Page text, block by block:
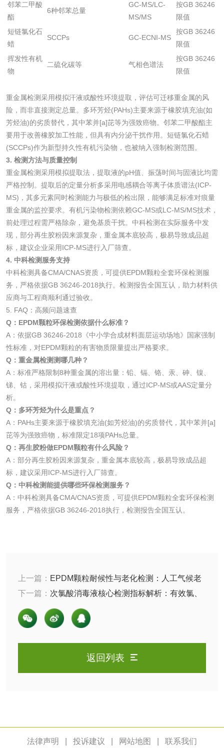
邻苯二甲酸
酯
6种邻苯总量
GC-MS/LC-
MS/MS
按GB 36246
限值
短链氯化石
蜡
SCCPs GC-ECNI-MS
按GB 36246
限值
挥发性有机
物
二硫化碳等 气相色谱法
按GB 36246
限值
重金属检测采用模拟汗液或酸性环境提取，评估可迁移重金属的风
险，而非直接测定总量。多环芳烃(PAHs)主要来源于橡胶填充油(如
芳烃油)的劣质替代，其中苯并[a]芘等为强致癌物。邻苯二甲酸酯主
要用于改善橡胶加工性能，但具有内分泌干扰作用。短链氯化石蜡
(SCCPs)作为新型持久性有机污染物，也被纳入强制检测范围。
3. 检测方法与质量控制
重金属检测采用模拟提取法，提取液的pH值、振荡时间与固液比均需
严格控制。提取后的定量分析多采用电感耦合等离子体质谱法(ICP-
MS)，其多元素同时检测能力与极低的检出限，能够满足标准对痕量
重金属的监控要求。有机污染物检测依赖GC-MS或LC-MS/MS技术，
前处理过程需严格除杂，避免基质干扰。中科检测在实际服务中发
现，部分再生胶粉因来源复杂，重金属本底较高，极易导致成品超
标，建议企业采用ICP-MS进行入厂筛查。
4. 中科检测服务支持
中科检测具备CMA/CNAS资质，可提供EPDM颗粒全套环保检测服
务，严格依据GB 36246-2018执行。检测报告全国互认，助力材料供
应商与工程商顺利通过验收。
5. FAQ：高频问题速查
Q：EPDM颗粒环保检测依据什么标准？
A：依据GB 36246-2018《中小学合成材料面层运动场地》国家强制
性标准，对EPDM颗粒的有害物质限量提出严格要求。
Q：重金属检测测哪几种？
A：标准严格限制8种重金属的溶出量：铅、镉、铬、汞、砷、镍、
锑、钴，采用模拟汗液或酸性环境提取，通过ICP-MS或AAS定量分
析。
Q：多环芳烃为什么是重点？
A：PAHs主要来源于橡胶填充油(如芳烃油)的劣质替代，其中苯并[a]
芘等为强致癌物，标准限定18项PAHs总量。
Q：再生胶粉做EPDM颗粒有什么风险？
A：部分再生胶粉因来源复杂，重金属本底较高，极易导致成品超
标，建议采用ICP-MS进行入厂筛查。
Q：中科检测能提供哪些环保检测服务？
A：中科检测具备CMA/CNAS资质，可提供EPDM颗粒全套环保检测
服务，严格依据GB 36246-2018执行，检测报告全国互认。
上一篇： EPDM颗粒耐候性与老化检测：人工气候老
化与色牢度评价 | 中科检测
下一篇： 次氯酸消毒液核心检测指标解析：有效氯、
pH值与稳定性控制指南 | 中科检测
返回列表
法律声明 投诉建议 网站地图 联系我们
活性炭检测 煤质颗粒活性炭检
测
脱硫脱硝活性炭检
煤质活性炭检测
电厂水处理活性炭 木质活性炭检测
木质净水用活性炭
检测
农药肥料
肥料检测 微生物肥料检测
有机肥检测 钾肥检测
磷酸肥料检测
化工试剂
乳酸钠检测
化工助剂检测
化工原料检测 化学品检测
工业用氯化铵检测
颜料油墨
油墨检测
墨检测
陶瓷颜料检测
油墨成分分析
玻璃画颜料检测
测
油品检测 润滑油检测
齿轮油检测
食品接触材料检测 奶嘴检测